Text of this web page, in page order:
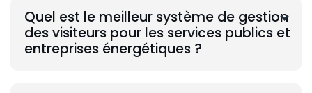
Quel est le meilleur système de gestion
des visiteurs pour les services publics et
entreprises énergétiques ?